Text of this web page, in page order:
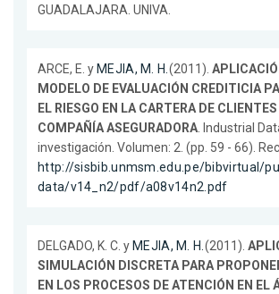
GUADALAJARA. UNIVA.
ARCE, E. y MEJIA, M. H.(2011).
MODELO DE EVALUACIÓN CREDITICIA
EL RIESGO EN LA CARTERA DE
COMPAÑÍA ASEGURADORA. Industrial
investigación. Volumen: 2. (pp. 59 - 66).
http://sisbib.unmsm.edu.pe/bibvirtual/
data/v14_n2/pdf/a08v14n2.pdf
DELGADO, K. C. y MEJIA, M. H.(2011).
SIMULACIÓN DISCRETA PARA
EN LOS PROCESOS DE ATENCIÓN EN EL